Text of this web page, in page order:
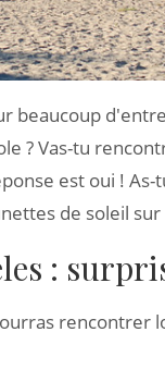
beaucoup
? Vas-tu
est oui !
de soleil
:
rencontrer